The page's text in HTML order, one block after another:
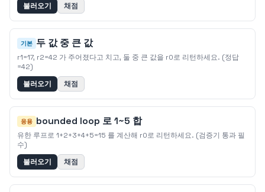
불러오기
채점
기본 두 값 중 큰 값
r1=17, r2=42 가 주어졌다고 치고, 둘 중 큰 값을 r0로 리턴하세요. (정답
=42)
불러오기
채점
응용 bounded loop 로 1~5 합
유한 루프로 1+2+3+4+5=15 를 계산해 r0로 리턴하세요. (검증기 통과 필
수)
불러오기
채점